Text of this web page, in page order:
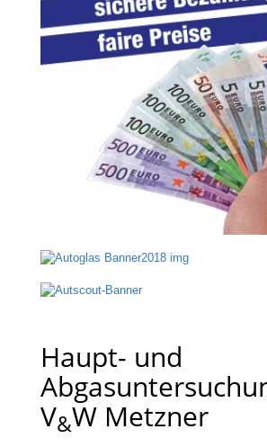
Haupt- und
V&W Metzner